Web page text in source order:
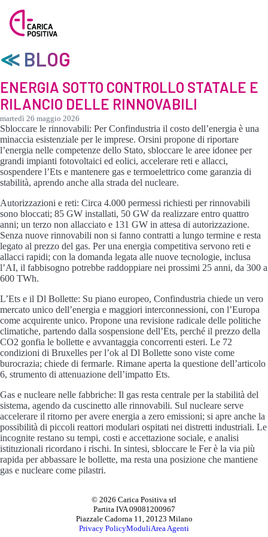
≪ BLOG
ENERGIA SOTTO CONTROLLO STATALE E
RILANCIO DELLE RINNOVABILI
martedì 26 maggio 2026
Sbloccare le rinnovabili: Per Confindustria il costo dell’energia è una
minaccia esistenziale per le imprese. Orsini propone di riportare
l’energia nelle competenze dello Stato, sbloccare le aree idonee per
grandi impianti fotovoltaici ed eolici, accelerare reti e allacci,
sospendere l’Ets e mantenere gas e termoelettrico come garanzia di
stabilità, aprendo anche alla strada del nucleare.
Autorizzazioni e reti: Circa 4.000 permessi richiesti per rinnovabili
sono bloccati; 85 GW installati, 50 GW da realizzare entro quattro
anni; un terzo non allacciato e 131 GW in attesa di autorizzazione.
Senza nuove rinnovabili non si fanno contratti a lungo termine e resta
legato al prezzo del gas. Per una energia competitiva servono reti e
allacci rapidi; con la domanda legata alle nuove tecnologie, inclusa
l’AI, il fabbisogno potrebbe raddoppiare nei prossimi 25 anni, da 300 a
600 TWh.
L’Ets e il Dl Bollette: Su piano europeo, Confindustria chiede un vero
mercato unico dell’energia e maggiori interconnessioni, con l’Europa
come acquirente unico. Propone una revisione radicale delle politiche
climatiche, partendo dalla sospensione dell’Ets, perché il prezzo della
CO2 gonfia le bollette e avvantaggia concorrenti esteri. Le 72
condizioni di Bruxelles per l’ok al Dl Bollette sono viste come
burocrazia; chiede di fermarle. Rimane aperta la questione dell’articolo
6, strumento di attenuazione dell’impatto Ets.
Gas e nucleare nelle fabbriche: Il gas resta centrale per la stabilità del
sistema, agendo da cuscinetto alle rinnovabili. Sul nucleare serve
accelerare il ritorno per avere energia a zero emissioni; si apre anche la
possibilità di piccoli reattori modulari ospitati nei distretti industriali. Le
incognite restano su tempi, costi e accettazione sociale, e analisi
istituzionali ricordano i rischi. In sintesi, sbloccare le Fer è la via più
rapida per abbassare le bollette, ma resta una posizione che mantiene
gas e nucleare come pilastri.
© 2026 Carica Positiva srl
Partita IVA 09081200967
Piazzale Cadorna 11, 20123 Milano
Privacy PolicyModuliArea Agenti